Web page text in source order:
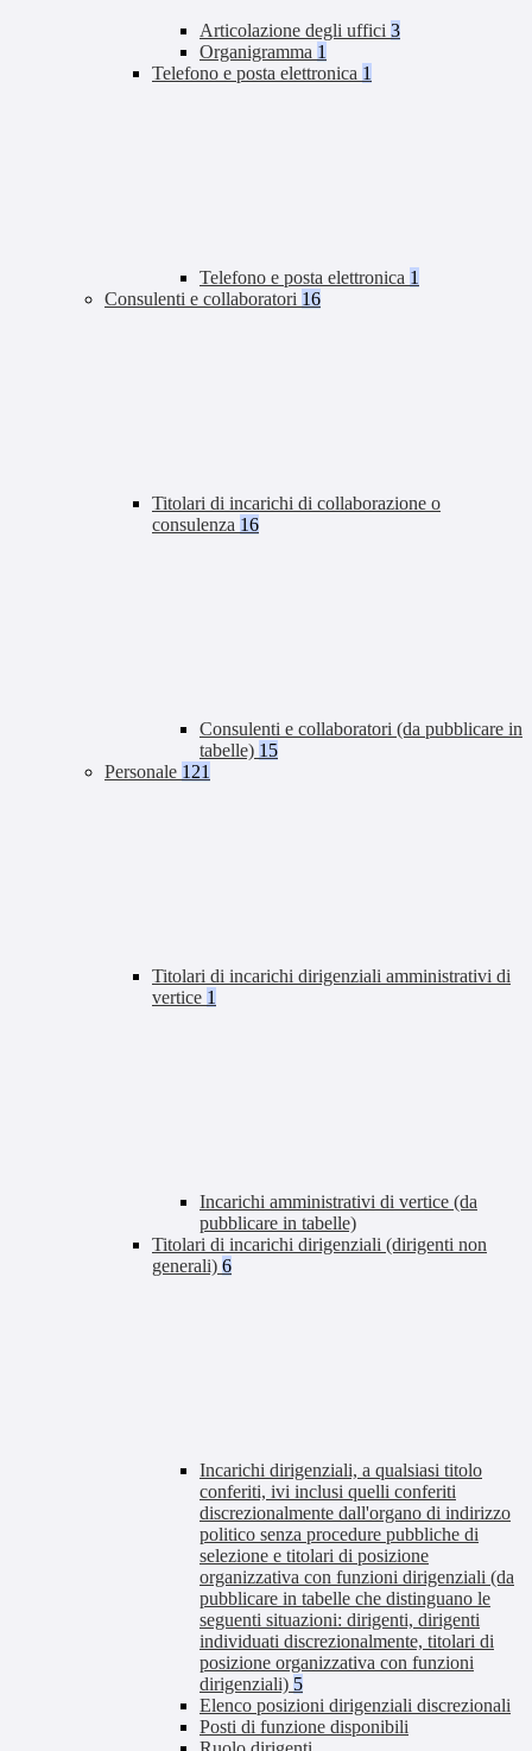
Articolazione degli uffici 3
Organigramma 1
Telefono e posta elettronica 1
Telefono e posta elettronica 1
Consulenti e collaboratori 16
Titolari di incarichi di collaborazione o
consulenza 16
Consulenti e collaboratori (da pubblicare in
tabelle) 15
Personale 121
Titolari di incarichi dirigenziali amministrativi di
vertice 1
Incarichi amministrativi di vertice (da
pubblicare in tabelle)
Titolari di incarichi dirigenziali (dirigenti non
generali) 6
Incarichi dirigenziali, a qualsiasi titolo
conferiti, ivi inclusi quelli conferiti
discrezionalmente dall'organo di indirizzo
politico senza procedure pubbliche di
selezione e titolari di posizione
organizzativa con funzioni dirigenziali (da
pubblicare in tabelle che distinguano le
seguenti situazioni: dirigenti, dirigenti
individuati discrezionalmente, titolari di
posizione organizzativa con funzioni
dirigenziali) 5
Elenco posizioni dirigenziali discrezionali
Posti di funzione disponibili